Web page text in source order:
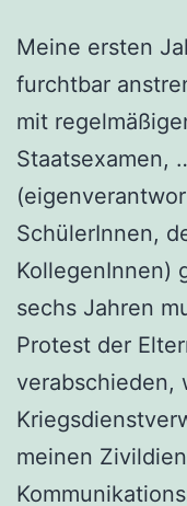
Meine ersten
furchtbar
mit
Staatsexamen,
SchülerInnen,
KollegenInnen)
sechs Jahren
Protest der
verabschieden,
meinen